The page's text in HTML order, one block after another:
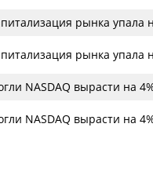
рынка упала
рынка упала
NASDAQ вырасти на
NASDAQ вырасти на